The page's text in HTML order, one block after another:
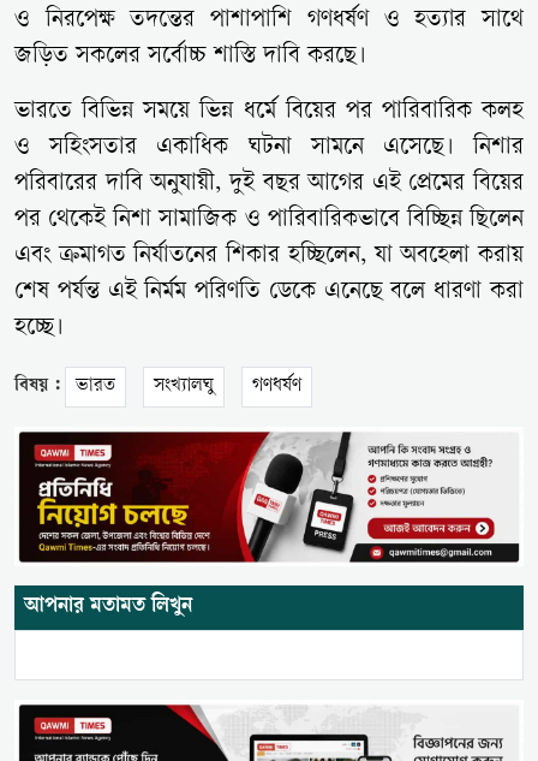
ও নিরপেক্ষ তদন্তের পাশাপাশি গণধর্ষণ ও হত্যার সাথে
জড়িত সকলের সর্বোচ্চ শাস্তি দাবি করছে।
ভারতে বিভিন্ন সময়ে ভিন্ন ধর্মে বিয়ের পর পারিবারিক কলহ
ও সহিংসতার একাধিক ঘটনা সামনে এসেছে। নিশার
পরিবারের দাবি অনুযায়ী, দুই বছর আগের এই প্রেমের বিয়ের
পর থেকেই নিশা সামাজিক ও পারিবারিকভাবে বিচ্ছিন্ন ছিলেন
এবং ক্রমাগত নির্যাতনের শিকার হচ্ছিলেন, যা অবহেলা করায়
শেষ পর্যন্ত এই নির্মম পরিণতি ডেকে এনেছে বলে ধারণা করা
হচ্ছে।
বিষয় : ভারত সংখ্যালঘু গণধর্ষণ
আপনার মতামত লিখুন